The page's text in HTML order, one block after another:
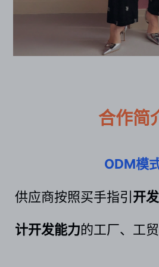
合作简
ODM模
供应商按照买手指引 开
计开发能力的工厂、工